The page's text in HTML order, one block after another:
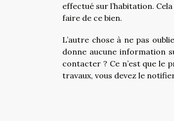
effectué sur l’habitation.
faire de ce bien.
L’autre chose à ne pas
donne aucune information
contacter ? Ce n’est que le
travaux, vous devez le